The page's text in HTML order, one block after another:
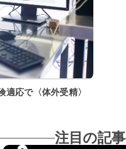
適応で〈体外受精〉
注目の記事